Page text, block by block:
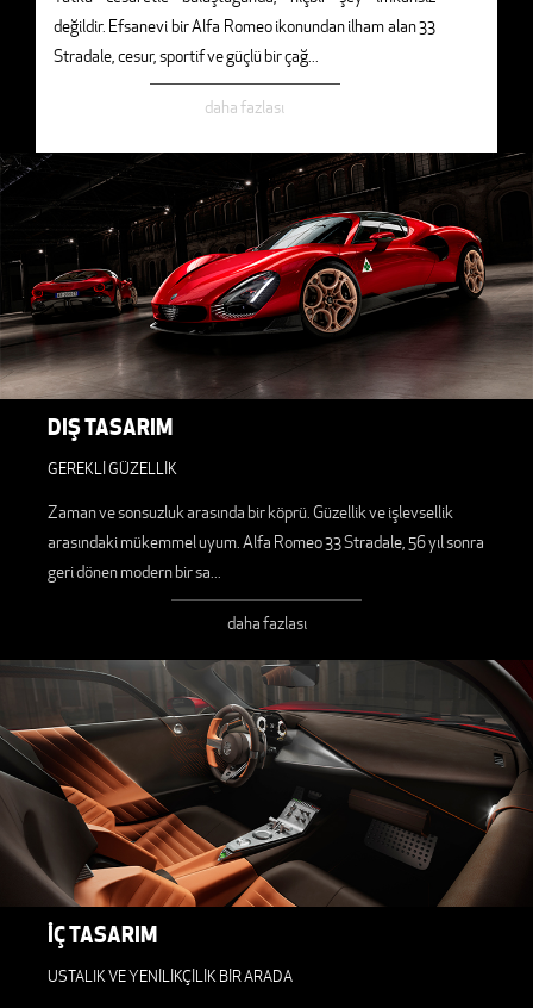
değildir. Efsanevi bir Alfa Romeo ikonundan ilham alan 33
Stradale, cesur, sportif ve güçlü bir çağ...
daha fazlası
DIŞ TASARIM
GEREKLİ GÜZELLİK
Zaman ve sonsuzluk arasında bir köprü. Güzellik ve işlevsellik
arasındaki mükemmel uyum. Alfa Romeo 33 Stradale, 56 yıl sonra
geri dönen modern bir sa...
daha fazlası
İÇ TASARIM
USTALIK VE YENİLİKÇİLİK BİR ARADA